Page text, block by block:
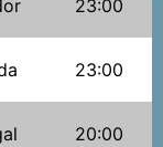
23:00
23:00
20:00